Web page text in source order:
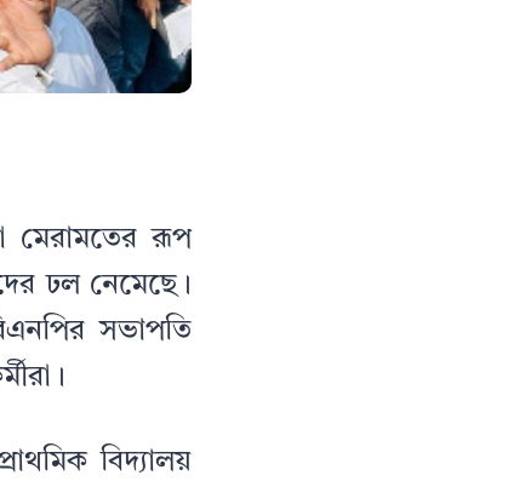
মেরামতের রূপ
ঢল নেমেছে।
সভাপতি
বিদ্যালয়